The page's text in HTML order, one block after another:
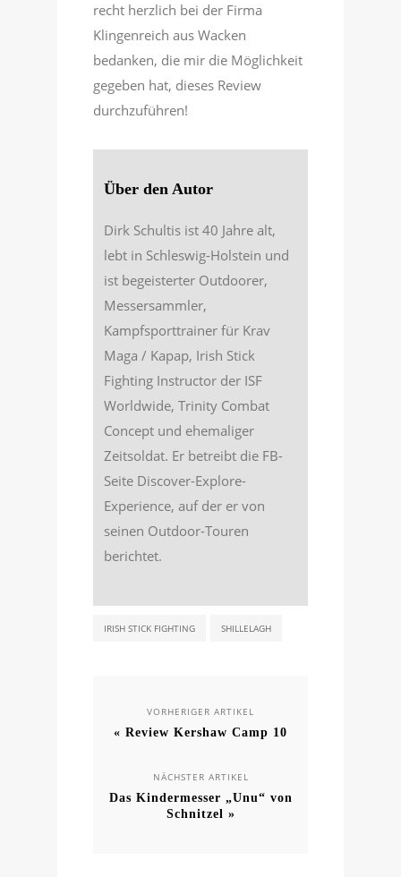
recht herzlich bei der Firma
Klingenreich aus Wacken
bedanken, die mir die Möglichkeit
gegeben hat, dieses Review
durchzuführen!
Über den Autor
Dirk Schultis ist 40 Jahre alt,
lebt in Schleswig-Holstein und
ist begeisterter Outdoorer,
Messersammler,
Kampfsporttrainer für Krav
Maga / Kapap, Irish Stick
Fighting Instructor der ISF
Worldwide, Trinity Combat
Concept und ehemaliger
Zeitsoldat. Er betreibt die FB-
Seite Discover-Explore-
Experience, auf der er von
seinen Outdoor-Touren
berichtet.
IRISH STICK FIGHTING SHILLELAGH
VORHERIGER ARTIKEL
« Review Kershaw Camp 10
NÄCHSTER ARTIKEL
Das Kindermesser „Unu“ von
Schnitzel »